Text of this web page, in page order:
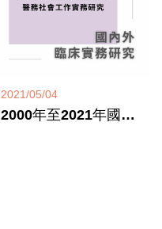
2021/05/04
2000年至2021年國內專業學術期刊發表之醫務社會工作實務研究